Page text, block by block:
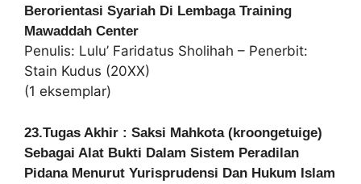
Berorientasi Syariah Di Lembaga Training
Mawaddah Center
Penulis: Lulu’ Faridatus Sholihah – Penerbit:
Stain Kudus (20XX)
(1 eksemplar)
23.Tugas Akhir : Saksi Mahkota (kroongetuige)
Sebagai Alat Bukti Dalam Sistem Peradilan
Pidana Menurut Yurisprudensi Dan Hukum Islam